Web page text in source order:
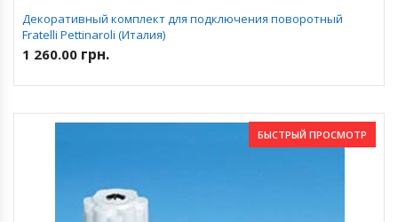
Декоративный комплект для подключения поворотный
Fratelli Pettinaroli (Италия)
1 260.00 грн.
БЫСТРЫЙ ПРОСМОТР